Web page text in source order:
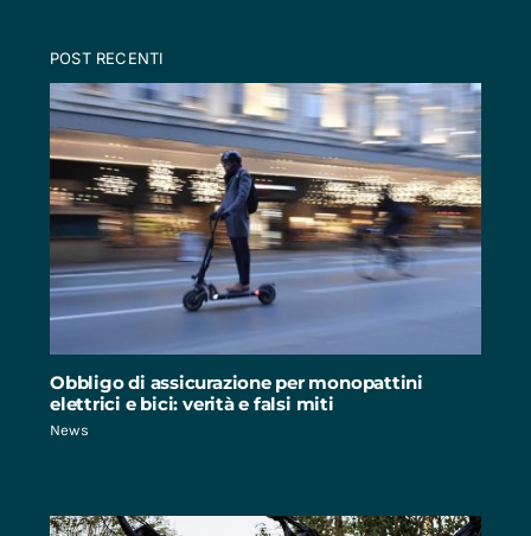
POST RECENTI
Obbligo di assicurazione per monopattini
elettrici e bici: verità e falsi miti
News